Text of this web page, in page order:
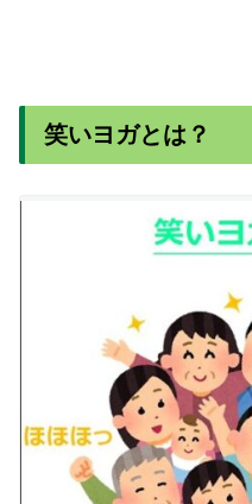
笑いヨガとは？